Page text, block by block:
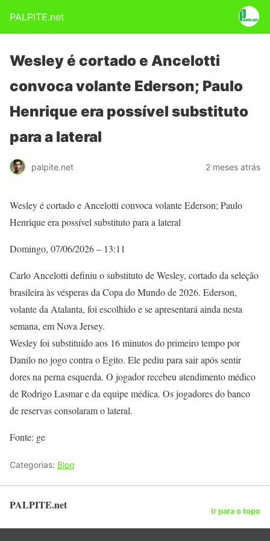
PALPITE.net
Wesley é cortado e Ancelotti
convoca volante Ederson; Paulo
Henrique era possível substituto
para a lateral
palpite.net 2 meses atrás
Wesley é cortado e Ancelotti convoca volante Ederson; Paulo
Henrique era possível substituto para a lateral
Domingo, 07/06/2026 – 13:11
Carlo Ancelotti definiu o substituto de Wesley, cortado da seleção
brasileira às vésperas da Copa do Mundo de 2026. Ederson,
volante da Atalanta, foi escolhido e se apresentará ainda nesta
semana, em Nova Jersey.
Wesley foi substituído aos 16 minutos do primeiro tempo por
Danilo no jogo contra o Egito. Ele pediu para sair após sentir
dores na perna esquerda. O jogador recebeu atendimento médico
de Rodrigo Lasmar e da equipe médica. Os jogadores do banco
de reservas consolaram o lateral.
Fonte: ge
Categorias: Blog
PALPITE.net Ir para o topo